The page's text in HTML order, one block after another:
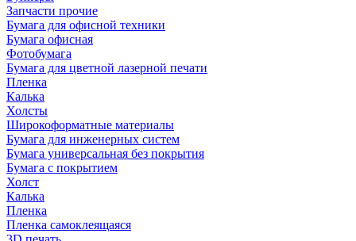
Запчасти прочие
Бумага для офисной техники
Бумага офисная
Фотобумага
Бумага для цветной лазерной печати
Пленка
Калька
Холсты
Широкоформатные материалы
Бумага для инженерных систем
Бумага универсальная без покрытия
Бумага с покрытием
Холст
Калька
Пленка
Пленка самоклеящаяся